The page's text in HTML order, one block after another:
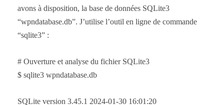
avons à disposition, la base de données SQLite3
“wpndatabase.db”. J’utilise l’outil en ligne de commande
“sqlite3” :
# Ouverture et analyse du fichier SQLite3
$ sqlite3 wpndatabase.db
SQLite version 3.45.1 2024-01-30 16:01:20